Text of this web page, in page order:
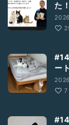
た！
ート
7